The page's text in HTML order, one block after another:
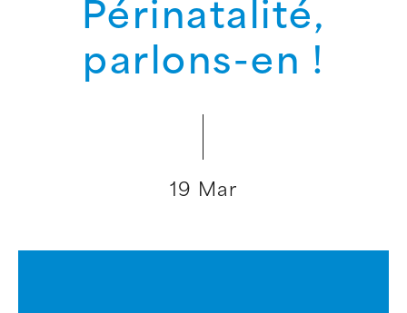
Périnatalité,
parlons-en !
19 Mar